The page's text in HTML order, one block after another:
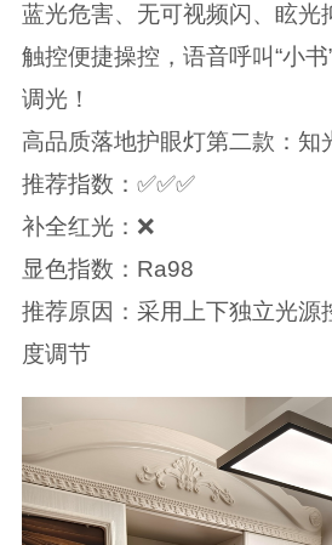
蓝光危害、无可视频闪、眩光
触控便捷操控，语音呼叫“小
调光！
高品质落地护眼灯第二款：知
推荐指数：✅✅✅
补全红光：❌
显色指数：Ra98
推荐原因：采用上下独立光源
度调节